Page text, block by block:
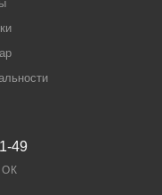
49